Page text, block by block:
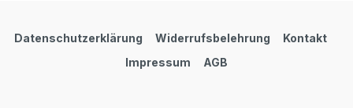
Datenschutzerklärung Widerrufsbelehrung
Kontakt
Impressum
AGB